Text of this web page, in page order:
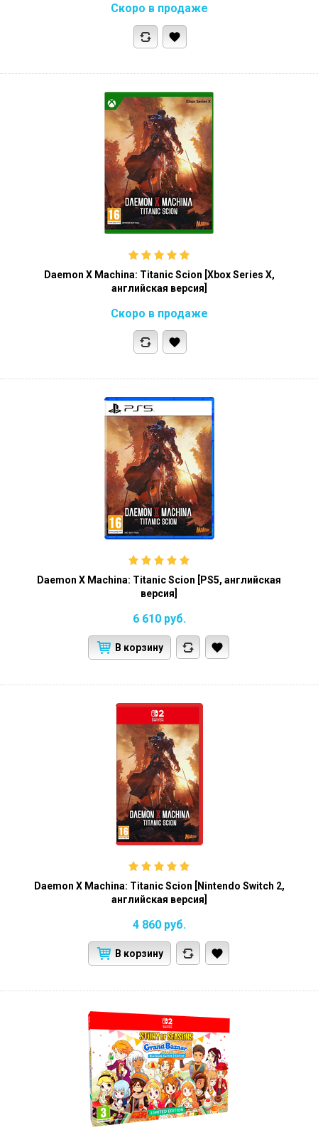
Скоро в продаже
Daemon X Machina: Titanic Scion [Xbox Series X,
английская версия]
Скоро в продаже
Daemon X Machina: Titanic Scion [PS5, английская
версия]
6 610 руб.
В корзину
Daemon X Machina: Titanic Scion [Nintendo Switch 2,
английская версия]
4 860 руб.
В корзину